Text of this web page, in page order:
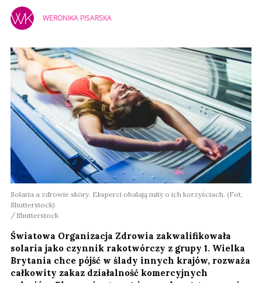
WERONIKA PISARSKA
Solaria a zdrowie skóry. Eksperci obalają mity o ich korzyściach. (Fot.
Shutterstock)
Shutterstock
Światowa Organizacja Zdrowia zakwalifikowała
solaria jako czynnik rakotwórczy z grupy 1. Wielka
Brytania chce pójść w ślady innych krajów, rozważa
całkowity zakaz działalność komercyjnych